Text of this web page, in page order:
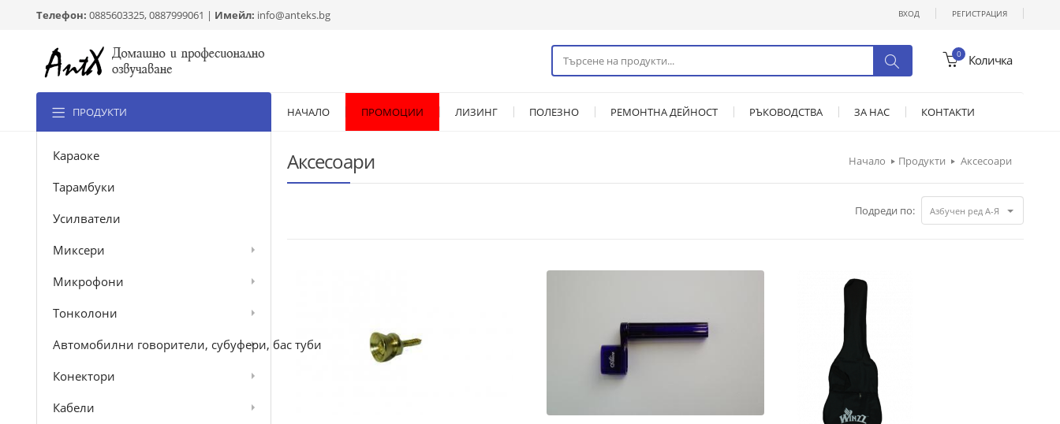
Телефон: 0885603325, 0887999061 | Имейл: info@anteks.bg ВХОД РЕГИСТРАЦИЯ
0 Количка
ПРОДУКТИ
Караоке
Тарамбуки
Усилватели
Миксери
Микрофони
Тонколони
Автомобилни говорители, субуфери, бас туби
Конектори
Кабели
НАЧАЛО ПРОМОЦИИ ЛИЗИНГ ПОЛЕЗНО РЕМОНТНА ДЕЙНОСТ РЪКОВОДСТВА ЗА НАС КОНТАКТИ
Аксесоари Начало Продукти Аксесоари
Подреди по: Азбучен ред А-Я